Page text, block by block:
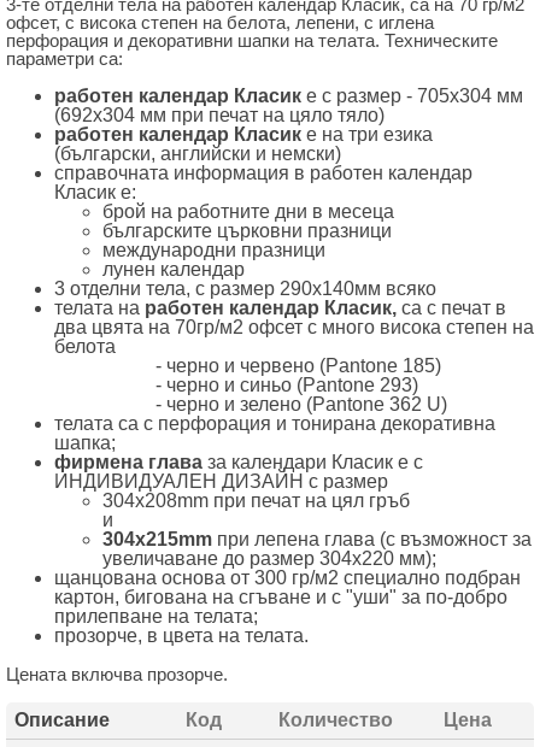
3-те отделни тела на работен календар Класик, са на 70 гр/м2
офсет, с висока степен на белота, лепени, с иглена
перфорация и декоративни шапки на телата. Техническите
параметри са:
работен календар Класик е с размер - 705х304 мм
(692x304 мм при печат на цяло тяло)
работен календар Класик е на три езика
(български, английски и немски)
справочната информация в работен календар
Класик е:
брой на работните дни в месеца
българските църковни празници
международни празници
лунен календар
3 отделни тела, с размер 290х140мм всяко
телата на работен календар Класик, са с печат в
два цвята на 70гр/м2 офсет с много висока степен на
белота
- черно и червено (Pantone 185)
- черно и синьо (Pantone 293)
- черно и зелено (Pantone 362 U)
телата са с перфорация и тонирана декоративна
шапка;
фирмена глава за календари Класик е с
ИНДИВИДУАЛЕН ДИЗАЙН с размер
304х208mm при печат на цял гръб
и
304х215mm при лепена глава (с възможност за
увеличаване до размер 304х220 мм);
щанцована основа от 300 гр/м2 специално подбран
картон, бигована на сгъване и с "уши" за по-добро
прилепване на телата;
прозорче, в цвета на телата.
Цената включва прозорче.
Описание Код Количество
Цена